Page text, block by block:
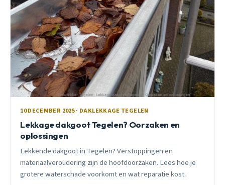
10 DECEMBER 2025 · DAKLEKKAGE TEGELEN
Lekkage dakgoot Tegelen? Oorzaken en
oplossingen
Lekkende dakgoot in Tegelen? Verstoppingen en
materiaalveroudering zijn de hoofdoorzaken. Lees hoe je
grotere waterschade voorkomt en wat reparatie kost.